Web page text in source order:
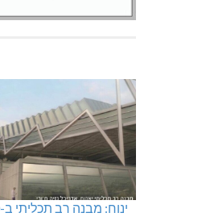
ינוח: מבנה רב תכליתי ב-120 מלש"ח